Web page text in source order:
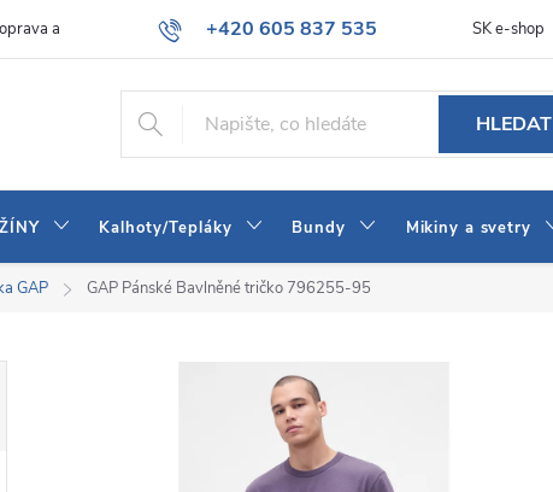
+420 605 837 535
info@jeans-shop.cz
a platba Obchodní podmínky Naše prodejna Blog
SK e-shop
HLEDAT
Kalhoty/Tepláky Bundy Mikiny a svetry
GAP GAP Pánské Bavlněné tričko 796255-95